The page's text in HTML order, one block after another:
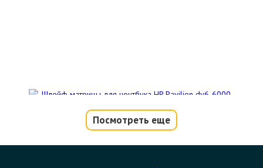
Шлейф матрицы для ноутбука HP
Посмотреть еще